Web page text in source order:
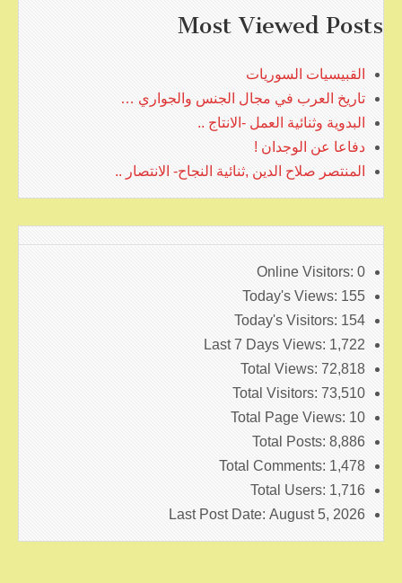
Most Viewed Posts
القبيسيات السوريات
تاريخ العرب في مجال الجنس والجواري …
البدوية وثنائية العمل -الانتاج ..
دفاعا عن الوجدان !
المنتصر صلاح الدين ,ثنائية النجاح- الانتصار ..
Online Visitors: 0
Today's Views: 155
Today's Visitors: 154
Last 7 Days Views: 1,722
Total Views: 72,818
Total Visitors: 73,510
Total Page Views: 10
Total Posts: 8,886
Total Comments: 1,478
Total Users: 1,716
Last Post Date: August 5, 2026